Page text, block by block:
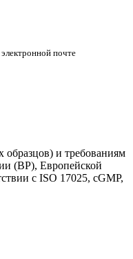
почте
образцов) и требованиям
(BP), Европейской
с ISO 17025, cGMP,